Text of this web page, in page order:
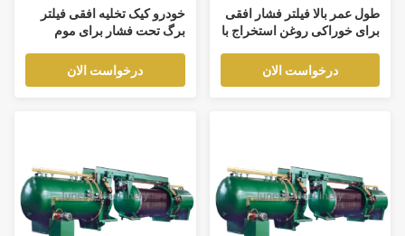
طول عمر بالا فیلتر فشار افقی
برای خوراکی روغن استخراج با
درخواست الان
خودرو کیک تخلیه افقی فیلتر
برگ تحت فشار برای موم
درخواست الان